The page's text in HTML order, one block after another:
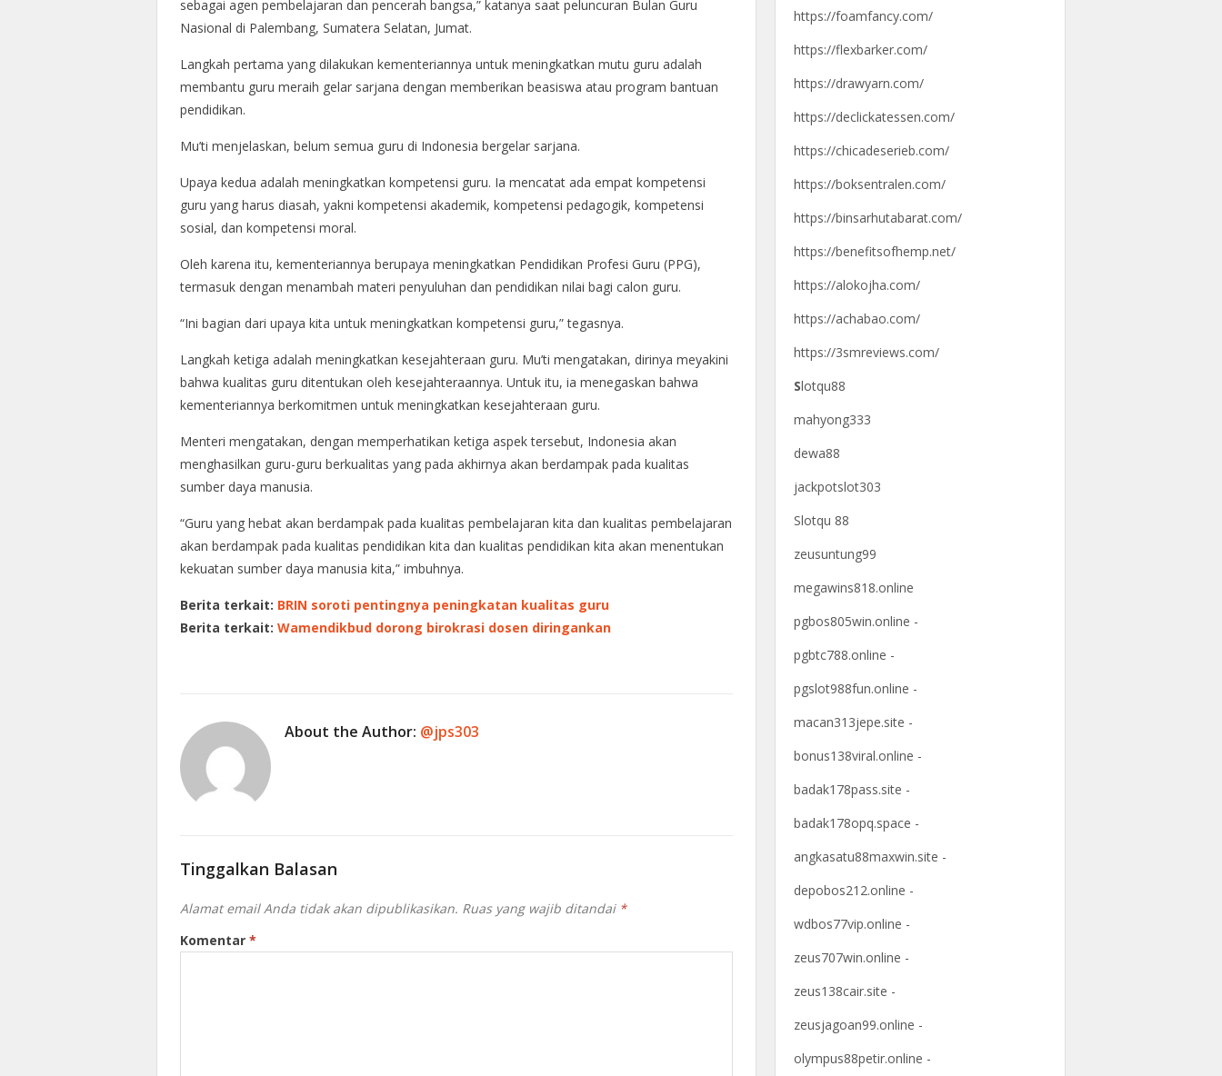
sebagai agen pembelajaran dan pencerah bangsa,” katanya saat peluncuran Bulan Guru
Nasional di Palembang, Sumatera Selatan, Jumat.
Langkah pertama yang dilakukan kementeriannya untuk meningkatkan mutu guru adalah
membantu guru meraih gelar sarjana dengan memberikan beasiswa atau program bantuan
pendidikan.
Mu’ti menjelaskan, belum semua guru di Indonesia bergelar sarjana.
Upaya kedua adalah meningkatkan kompetensi guru. Ia mencatat ada empat kompetensi
guru yang harus diasah, yakni kompetensi akademik, kompetensi pedagogik, kompetensi
sosial, dan kompetensi moral.
Oleh karena itu, kementeriannya berupaya meningkatkan Pendidikan Profesi Guru (PPG),
termasuk dengan menambah materi penyuluhan dan pendidikan nilai bagi calon guru.
“Ini bagian dari upaya kita untuk meningkatkan kompetensi guru,” tegasnya.
Langkah ketiga adalah meningkatkan kesejahteraan guru. Mu’ti mengatakan, dirinya meyakini
bahwa kualitas guru ditentukan oleh kesejahteraannya. Untuk itu, ia menegaskan bahwa
kementeriannya berkomitmen untuk meningkatkan kesejahteraan guru.
Menteri mengatakan, dengan memperhatikan ketiga aspek tersebut, Indonesia akan
menghasilkan guru-guru berkualitas yang pada akhirnya akan berdampak pada kualitas
sumber daya manusia.
“Guru yang hebat akan berdampak pada kualitas pembelajaran kita dan kualitas pembelajaran
akan berdampak pada kualitas pendidikan kita dan kualitas pendidikan kita akan menentukan
kekuatan sumber daya manusia kita,” imbuhnya.
Berita terkait: BRIN soroti pentingnya peningkatan kualitas guru
Berita terkait: Wamendikbud dorong birokrasi dosen diringankan
About the Author: @jps303
Tinggalkan Balasan
Alamat email Anda tidak akan dipublikasikan. Ruas yang wajib ditandai *
Komentar *
https://foamfancy.com/
https://flexbarker.com/
https://drawyarn.com/
https://declickatessen.com/
https://chicadeserieb.com/
https://boksentralen.com/
https://binsarhutabarat.com/
https://benefitsofhemp.net/
https://alokojha.com/
https://achabao.com/
https://3smreviews.com/
Slotqu88
mahyong333
dewa88
jackpotslot303
Slotqu 88
zeusuntung99
megawins818.online
pgbos805win.online -
pgbtc788.online -
pgslot988fun.online -
macan313jepe.site -
bonus138viral.online -
badak178pass.site -
badak178opq.space -
angkasatu88maxwin.site -
depobos212.online -
wdbos77vip.online -
zeus707win.online -
zeus138cair.site -
zeusjagoan99.online -
olympus88petir.online -